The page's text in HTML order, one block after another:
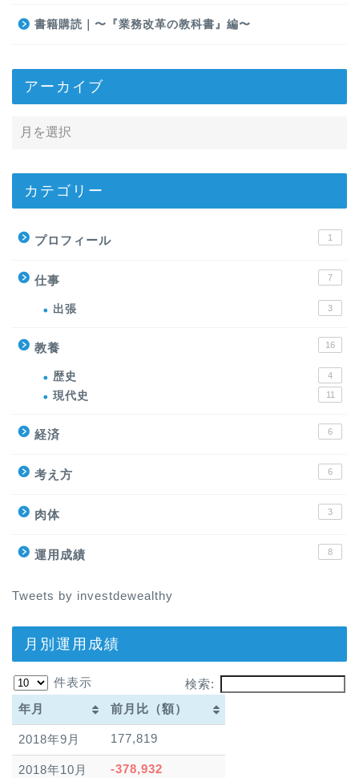
書籍購読｜〜『業務改革の教科書』編〜
アーカイブ
カテゴリー
プロフィール 1
仕事 7
出張 3
教養 16
歴史 4
現代史 11
経済 6
考え方 6
肉体 3
運用成績 8
Tweets by investdewealthy
月別運用成績
件表示
検索:
年月
前月比（額）
年月
前月比（額）
2018年9月 177,819
2018年10月 -378,932